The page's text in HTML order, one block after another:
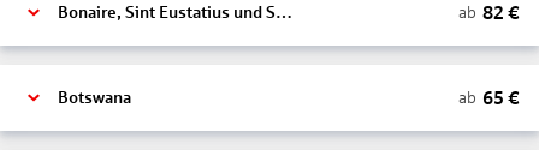
Bonaire, Sint Eustatius und Saba ab 82 €
Botswana ab 65 €